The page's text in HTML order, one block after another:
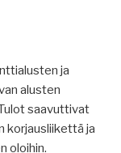
ja
alusten
saavuttivat
korjausliikettä ja
oloihin.